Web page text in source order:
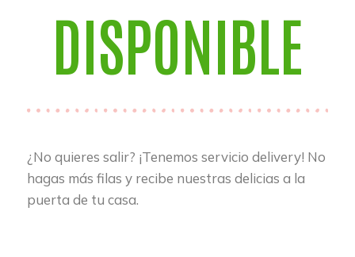
DISPONIBLE
¿No quieres salir? ¡Tenemos servicio delivery! No
hagas más filas y recibe nuestras delicias a la
puerta de tu casa.